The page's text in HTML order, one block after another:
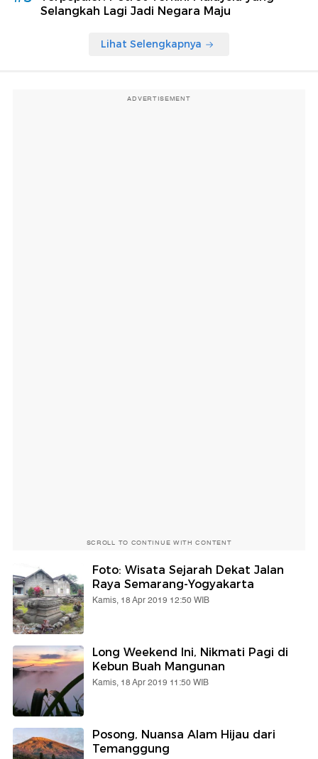
Selangkah Lagi Jadi Negara Maju
Lihat Selengkapnya
ADVERTISEMENT
SCROLL TO CONTINUE WITH CONTENT
Foto: Wisata Sejarah Dekat Jalan
Raya Semarang-Yogyakarta
Kamis, 18 Apr 2019 12:50 WIB
Long Weekend Ini, Nikmati Pagi di
Kebun Buah Mangunan
Kamis, 18 Apr 2019 11:50 WIB
Posong, Nuansa Alam Hijau dari
Temanggung